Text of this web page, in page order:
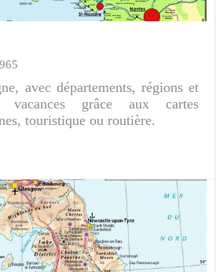
avec départements, régions et
grâce aux cartes
touristique ou routière.